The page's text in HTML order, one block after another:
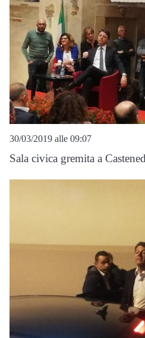
30/03/2019 alle 09:07
Sala civica gremita a